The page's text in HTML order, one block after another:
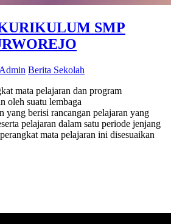
SMP
Berita Sekolah
mata pelajaran dan program
oleh suatu lembaga
yang berisi rancangan pelajaran yang
pelajaran dalam satu periode jenjang
mata pelajaran ini disesuaikan